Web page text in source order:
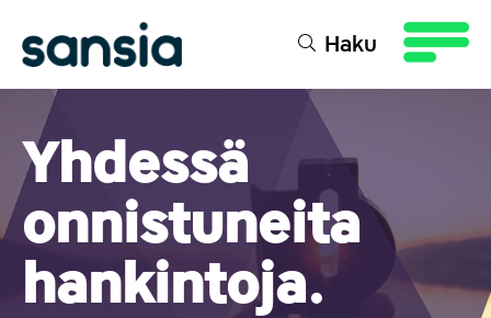
Haku
Yhdessä
onnistuneita
hankintoja.